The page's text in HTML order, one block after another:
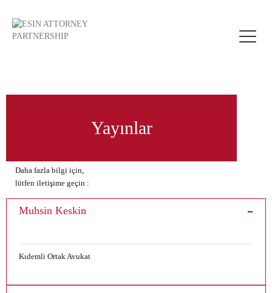
Toggle
Yayınlar
Daha fazla bilgi için,
lütfen iletişime geçin :
Muhsin Keskin
Kıdemli Ortak Avukat